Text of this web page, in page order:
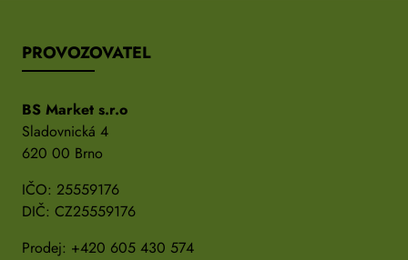
PROVOZOVATEL
BS Market s.r.o
Sladovnická 4
620 00 Brno
IČO: 25559176
DIČ: CZ25559176
Prodej: +420 605 430 574